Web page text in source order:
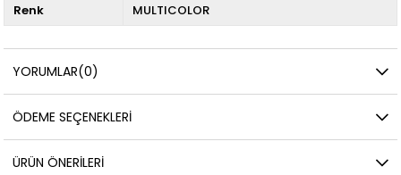
Renk MULTICOLOR
YORUMLAR(0)
ÖDEME SEÇENEKLERI
ÜRÜN ÖNERILERI